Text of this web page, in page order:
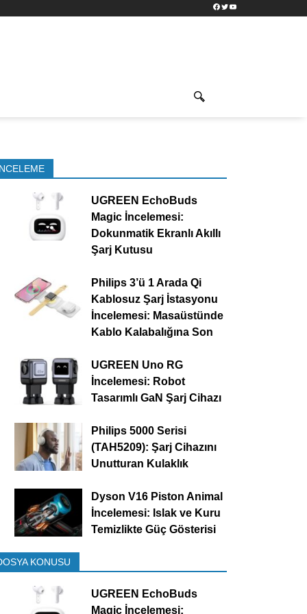
Facebook
TwitterYouTube
UGREEN EchoBuds
Magic İncelemesi:
Dokunmatik Ekranlı Akıllı
Şarj Kutusu
Philips 3’ü 1 Arada Qi
Kablosuz Şarj İstasyonu
İncelemesi: Masaüstünde
Kablo Kalabalığına Son
UGREEN Uno RG
İncelemesi: Robot
Tasarımlı GaN Şarj Cihazı
Philips 5000 Serisi
(TAH5209): Şarj Cihazını
Unutturan Kulaklık
Dyson V16 Piston Animal
İncelemesi: Islak ve Kuru
Temizlikte Güç Gösterisi
KONUSU
UGREEN EchoBuds
Magic İncelemesi: